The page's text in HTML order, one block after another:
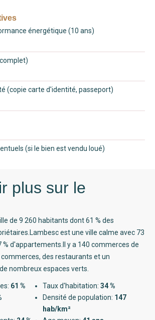
énergétique (10 ans)
(copie carte d'identité, passeport)
(si le bien est vendu loué)
plus sur le
de 9 260 habitants dont 61 % des
est une ville calme avec 73
% d'appartements.Il y a 140 commerces de
des restaurants et un
nombreux espaces verts.
61 % Taux d'habitation: 34 %
Densité de population: 147
hab/km²